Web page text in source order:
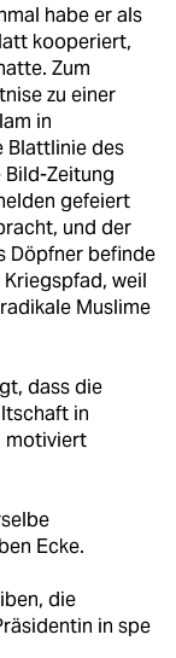
habe er als
kooperiert,
Zum
zu einer
in
Blattlinie des
Zeitung
gefeiert
und der
Döpfner befinde
weil
Muslime
dass die
in
motiviert
Ecke.
die
in spe